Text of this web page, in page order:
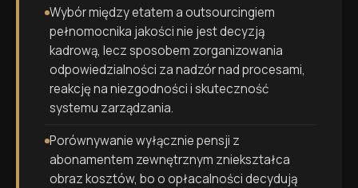
Wybór między etatem a outsourcingiem
pełnomocnika jakości nie jest decyzją
kadrową, lecz sposobem zorganizowania
odpowiedzialności za nadzór nad procesami,
reakcję na niezgodności i skuteczność
systemu zarządzania.
Porównywanie wyłącznie pensji z
abonamentem zewnętrznym zniekształca
obraz kosztów, bo o opłacalności decydują